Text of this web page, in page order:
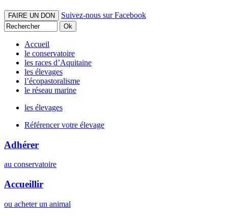
FAIRE UN DON Suivez-nous sur Facebook
Accueil
le conservatoire
les races d’Aquitaine
les élevages
l’écopastoralisme
le réseau marine
les élevages
Référencer votre élevage
Adhérer
au conservatoire
Accueillir
ou acheter un animal